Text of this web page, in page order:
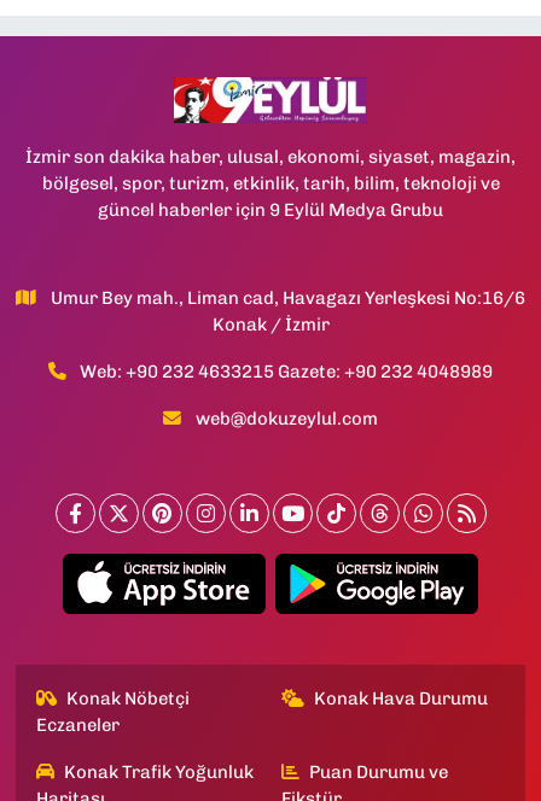
İzmir son dakika haber, ulusal, ekonomi, siyaset, magazin,
bölgesel, spor, turizm, etkinlik, tarih, bilim, teknoloji ve
güncel haberler için 9 Eylül Medya Grubu
Umur Bey mah., Liman cad, Havagazı Yerleşkesi No:16/6
Konak / İzmir
Web: +90 232 4633215 Gazete: +90 232 4048989
web@dokuzeylul.com
Konak Nöbetçi
Eczaneler
Konak Hava Durumu
Konak Trafik Yoğunluk
Puan Durumu ve